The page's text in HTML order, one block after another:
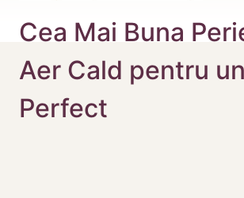
Cea Mai Buna
Aer Cald pentru
Perfect